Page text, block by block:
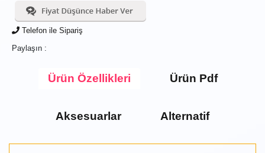
Telefon ile Sipariş
Paylaşın :
Ürün Özellikleri Ürün Pdf
Aksesuarlar Alternatif